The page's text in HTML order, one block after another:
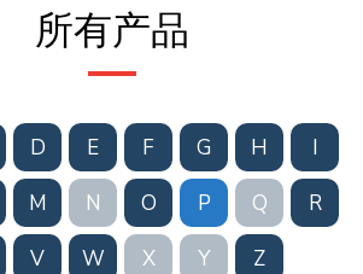
所有产品
D E F G H
I
M N O P Q
R
V W X Y Z